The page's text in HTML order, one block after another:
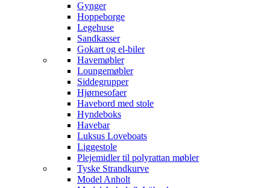
Gynger
Hoppeborge
Legehuse
Sandkasser
Gokart og el-biler
Havemøbler
Loungemøbler
Siddegrupper
Hjørnesofaer
Havebord med stole
Hyndeboks
Havebar
Luksus Loveboats
Liggestole
Plejemidler til polyrattan møbler
Tyske Strandkurve
Model Anholt